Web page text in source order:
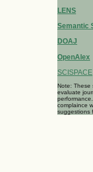
LENS
Semantic
DOAJ
OpenAlex
SCISPACE
Note: These
evaluate
complaince
suggestions